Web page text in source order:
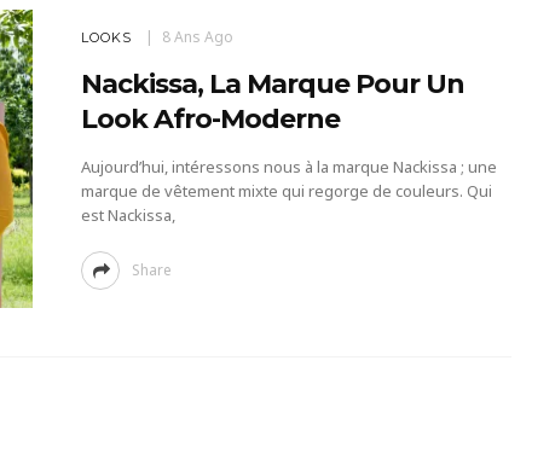
LOOKS 8 Ans Ago
Nackissa, La Marque Pour Un
Look Afro-Moderne
Aujourd’hui, intéressons nous à la marque Nackissa ; une
marque de vêtement mixte qui regorge de couleurs. Qui
est Nackissa,
Share